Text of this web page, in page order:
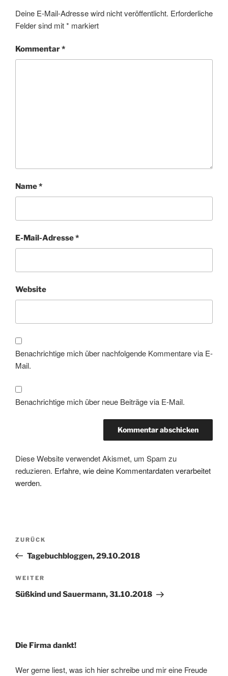
Deine E-Mail-Adresse wird nicht veröffentlicht. Erforderliche
Felder sind mit* markiert
Kommentar*
Name*
E-Mail-Adresse*
Website
Benachrichtige mich über nachfolgende Kommentare via E-
Mail.
Benachrichtige mich über neue Beiträge via E-Mail.
Diese Website verwendet Akismet, um Spam zu
reduzieren. Erfahre, wie deine Kommentardaten verarbeitet
werden.
Beitragsnavigation
Vorheriger
Beitrag
ZURÜCK
Tagebuchbloggen, 29.10.2018
Nächster
Beitrag
WEITER
Süßkind und Sauermann, 31.10.2018
Die Firma dankt!
Wer gerne liest, was ich hier schreibe und mir eine Freude